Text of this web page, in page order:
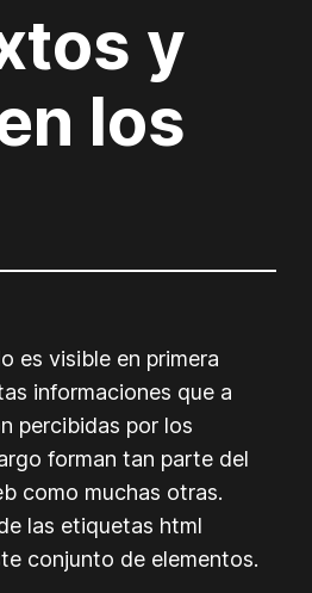
y
los
es visible en primera
informaciones que a
percibidas por los
forman tan parte del
como muchas otras.
las etiquetas html
conjunto de elementos.